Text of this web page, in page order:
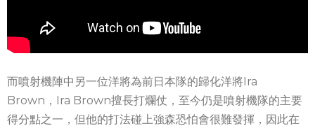
而噴射機陣中另一位洋將為前日本隊的歸化洋將Ira
Brown，Ira Brown擅長打爛仗，至今仍是噴射機隊的主要
得分點之一，但他的打法碰上強森恐怕會很難發揮，因此在